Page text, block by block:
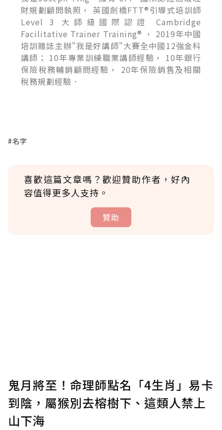
財規劃顧問執照， 英國劍橋FTT®引導式培訓師
Level 3 大師級國際認證 Cambridge
Facilitative Trainer Training® ， 2019年中國
培訓雜誌主辦"我是好講師"大賽全中國12強金科
講師； 10年專業訓練職業講師經驗， 10年銀行
保險稅務輔銷顧問經驗， 20年保險銷售及相關
稅務規劃經驗．
#名字
喜歡這篇文章嗎？歡迎贊助作者，好內
容值得更多人支持。
贊助
確認送出
鬼月將至！命理師點名「4生肖」易卡
到陰，屬猴別去榕樹下、這類人禁上
山下海